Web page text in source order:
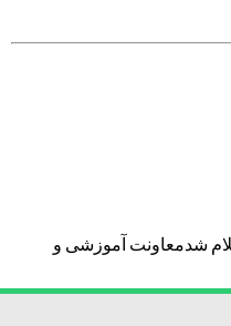
زمان حذف و اضافه نیمسال دوم تحصیلی 97-96 دانشگاه آزاد اسلامی اعلام شدمعاونت آموزشی و